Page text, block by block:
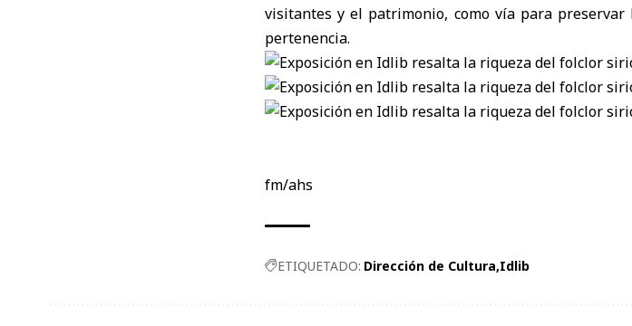
visitantes y el patrimonio, como vía para
pertenencia.
fm/ahs
ETIQUETADO: Dirección de Cultura Idlib